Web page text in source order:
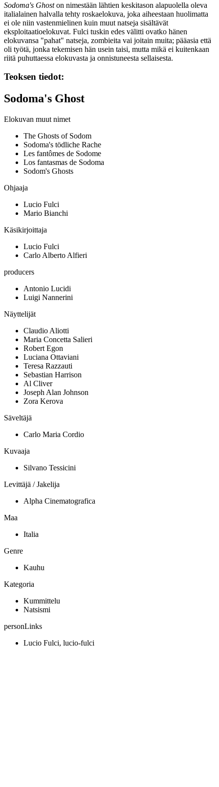
Sodoma's Ghoston nimestään lähtien keskitason alapuolella oleva
italialainen halvalla tehty roskaelokuva, joka aiheestaan huolimatta
ei ole niin vastenmielinen kuin muut natseja sisältävät
eksploitaatioelokuvat. Fulci tuskin edes välitti ovatko hänen
elokuvansa "pahat" natseja, zombieita vai joitain muita; pääasia että
oli työtä, jonka tekemisen hän usein taisi, mutta mikä ei kuitenkaan
riitä puhuttaessa elokuvasta ja onnistuneesta sellaisesta.
Teoksen tiedot:
Sodoma's Ghost
Elokuvan muut nimet
The Ghosts of Sodom
Sodoma's tödliche Rache
Les fantômes de Sodome
Los fantasmas de Sodoma
Sodom's Ghosts
Ohjaaja
Lucio Fulci
Mario Bianchi
Käsikirjoittaja
Lucio Fulci
Carlo Alberto Alfieri
producers
Antonio Lucidi
Luigi Nannerini
Näyttelijät
Claudio Aliotti
Maria Concetta Salieri
Robert Egon
Luciana Ottaviani
Teresa Razzauti
Sebastian Harrison
Al Cliver
Joseph Alan Johnson
Zora Kerova
Säveltäjä
Carlo Maria Cordio
Kuvaaja
Silvano Tessicini
Levittäjä / Jakelija
Alpha Cinematografica
Maa
Italia
Genre
Kauhu
Kategoria
Kummittelu
Natsismi
personLinks
Lucio Fulci, lucio-fulci